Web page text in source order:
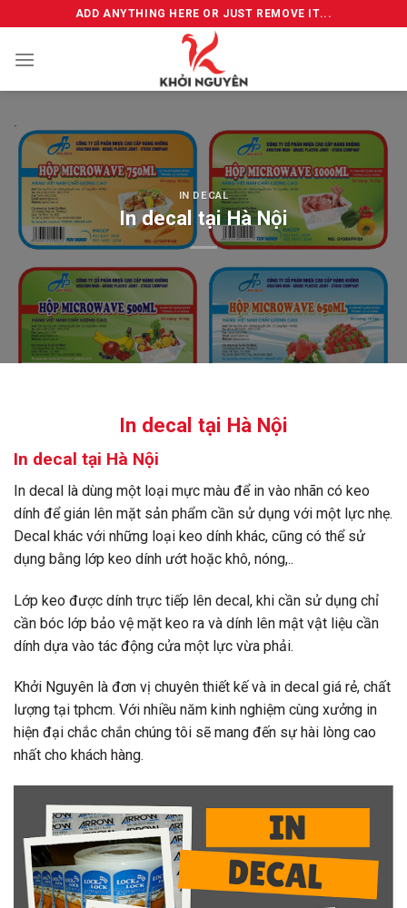
to
content
ADD ANYTHING HERE OR JUST REMOVE IT...
IN DECAL
In decal tại Hà Nội
In decal tại Hà Nội
In decal tại Hà Nội
In decal là dùng một loại mực màu để in vào nhãn có keo
dính để gián lên mặt sản phẩm cần sử dụng với một lực nhẹ.
Decal khác với những loại keo dính khác, cũng có thể sử
dụng bằng lớp keo dính ướt hoặc khô, nóng,..
Lớp keo được dính trực tiếp lên decal, khi cần sử dụng chỉ
cần bóc lớp bảo vệ mặt keo ra và dính lên mật vật liệu cần
dính dựa vào tác động cửa một lực vừa phải.
Khởi Nguyên là đơn vị chuyên thiết kế và in decal giá rẻ, chất
lượng tại tphcm. Với nhiều năm kinh nghiệm cùng xưởng in
hiện đại chắc chắn chúng tôi sẽ mang đến sự hài lòng cao
nhất cho khách hàng.